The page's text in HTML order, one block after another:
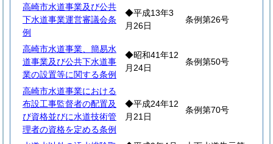
高崎市水道事業及び公共
下水道事業運営審議会条
例
◆平成13年3
月26日
条例第26号
高崎市水道事業、簡易水
道事業及び公共下水道事
業の設置等に関する条例
◆昭和41年12
月24日
条例第50号
高崎市水道事業における
布設工事監督者の配置及
び資格並びに水道技術管
理者の資格を定める条例
◆平成24年12
月21日
条例第70号